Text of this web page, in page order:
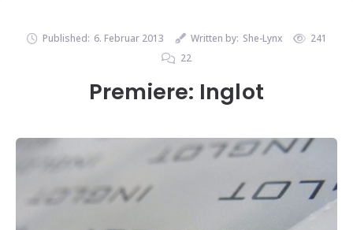
Published: 6. Februar 2013 Written by: She-Lynx
241
22
Premiere: Inglot